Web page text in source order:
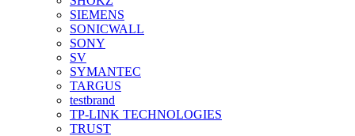
SIEMENS
SONICWALL
SONY
SV
SYMANTEC
TARGUS
testbrand
TP-LINK TECHNOLOGIES
TRUST